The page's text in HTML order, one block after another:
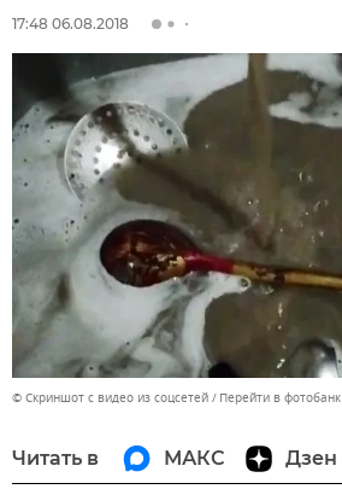
17:48 06.08.2018
© Скриншот с видео из соцсетей Перейти в фотобанк
Читать в МАКС Дзен